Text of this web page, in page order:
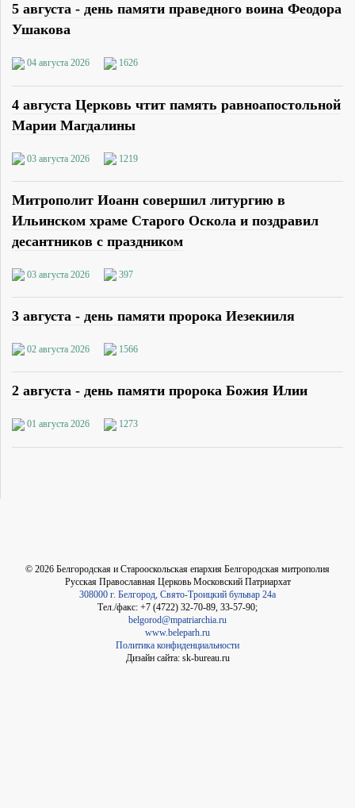
5 августа - день памяти праведного воина Феодора
Ушакова
04 августа 2026 1626
4 августа Церковь чтит память равноапостольной
Марии Магдалины
03 августа 2026 1219
Митрополит Иоанн совершил литургию в
Ильинском храме Старого Оскола и поздравил
десантников с праздником
03 августа 2026 397
3 августа - день памяти пророка Иезекииля
02 августа 2026 1566
2 августа - день памяти пророка Божия Илии
01 августа 2026 1273
© 2026 Белгородская и Старооскольская епархия Белгородская митрополия
Русская Православная Церковь Московский Патриархат
308000 г. Белгород, Свято-Троицкий бульвар 24а
Тел./факс: +7 (4722) 32-70-89, 33-57-90;
belgorod@mpatriarchia.ru
www.beleparh.ru
Политика конфиденциальности
Дизайн сайта: sk-bureau.ru